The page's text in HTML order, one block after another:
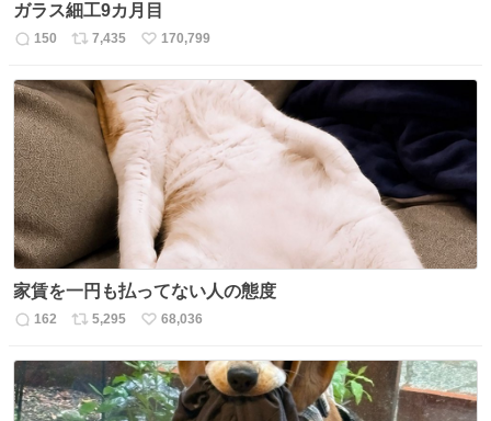
ガラス細工9カ月目
返
数
150
リ
ス
ト
数
7,435
い
ね
数
170,799
家賃を一円も払ってない人の態度
返
162
リ
ト
5,295
い
ね
数
68,036